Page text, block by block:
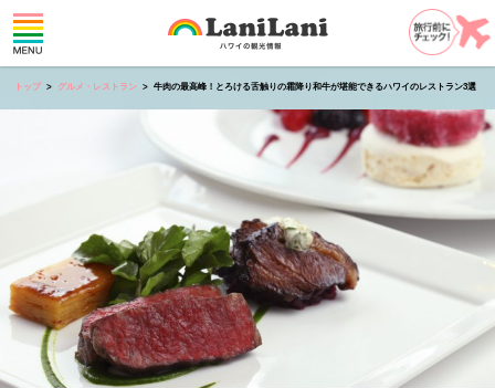
トップ グルメ・レストラン 牛肉の最高峰！とろける舌触りの霜降り和牛が堪能できるハワイのレストラン3選